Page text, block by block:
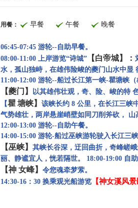
用餐： 早餐 午餐 晚餐
06:45-07:45 游轮--自助早餐。
08:00-11:00 上岸游览“诗城” 【白帝城】：
水，孤山独峙，在雄伟险峻的夔门山水中显
11:00-12:00 游轮--船过长江第一峡-瞿塘峡
【夔门】 以其雄伟壮观，奇、险、峻的特
【瞿 塘峡】 该峡长约 8 公里，在长江三峡
气势雄壮，两岸悬崖峭壁如同刀削斧砍， 山
12:00-13:00 游轮--自助午餐。
14:00-15:00 游轮-船过巫峡游轮驶入长江三
【巫峡】 其峡长谷深，迂回曲折，奇峰嵯
丽、静谧宜人，恍若隔世。 18:00-19:00 自
【神 女峰】 令您魂牵梦萦。
14:30-16：30 换乘观光船游览 【神女溪风